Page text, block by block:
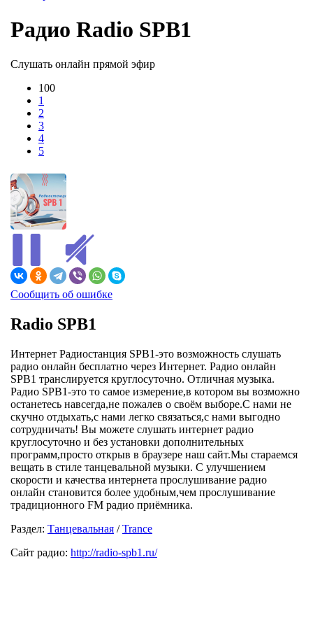
Радио Radio SPB1
Слушать онлайн прямой эфир
100
1
2
3
4
5
Сообщить об ошибке
Radio SPB1
Интернет Радиостанция SPB1-это возможность слушать
радио онлайн бесплатно через Интернет. Радио онлайн
SPB1 транслируется круглосуточно. Отличная музыка.
Радио SPB1-это то самое измерение,в котором вы возможно
останетесь навсегда,не пожалев о своём выборе.С нами не
скучно отдыхать,с нами легко связаться,с нами выгодно
сотрудничать! Вы можете слушать интернет радио
круглосуточно и без установки дополнительных
программ,просто открыв в браузере наш сайт.Мы стараемся
вещать в стиле танцевальной музыки. С улучшением
скорости и качества интернета прослушивание радио
онлайн становится более удобным,чем прослушивание
традиционного FM радио приёмника.
Раздел: Танцевальная /Trance
Сайт радио: http://radio-spb1.ru/